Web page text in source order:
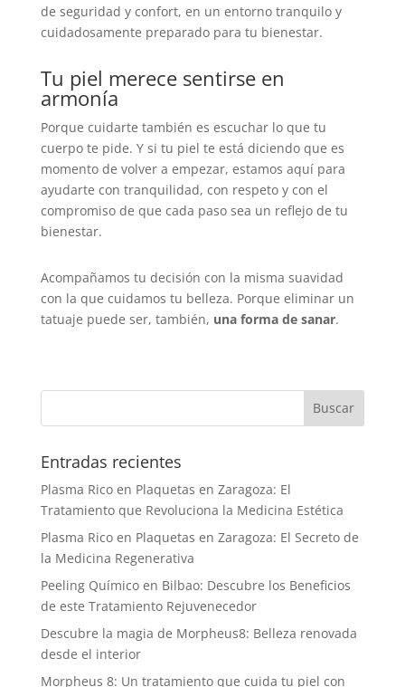
de seguridad y confort, en un entorno tranquilo y
cuidadosamente preparado para tu bienestar.
Tu piel merece sentirse en
armonía
Porque cuidarte también es escuchar lo que tu
cuerpo te pide. Y si tu piel te está diciendo que es
momento de volver a empezar, estamos aquí para
ayudarte con tranquilidad, con respeto y con el
compromiso de que cada paso sea un reflejo de tu
bienestar.
Acompañamos tu decisión con la misma suavidad
con la que cuidamos tu belleza. Porque eliminar un
tatuaje puede ser, también, una forma de sanar.
Entradas recientes
Plasma Rico en Plaquetas en Zaragoza: El
Tratamiento que Revoluciona la Medicina Estética
Plasma Rico en Plaquetas en Zaragoza: El Secreto de
la Medicina Regenerativa
Peeling Químico en Bilbao: Descubre los Beneficios
de este Tratamiento Rejuvenecedor
Descubre la magia de Morpheus8: Belleza renovada
desde el interior
Morpheus 8: Un tratamiento que cuida tu piel con